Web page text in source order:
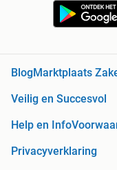
BlogMarktplaats
Veilig en Succesvol
Help en Info
Privacyverklaring